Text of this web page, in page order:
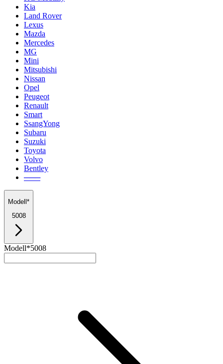
Kia
Land Rover
Lexus
Mazda
Mercedes
MG
Mini
Mitsubishi
Nissan
Opel
Peugeot
Renault
Smart
SsangYong
Subaru
Suzuki
Toyota
Volvo
Bentley
───
Modell*
5008
Modell*5008